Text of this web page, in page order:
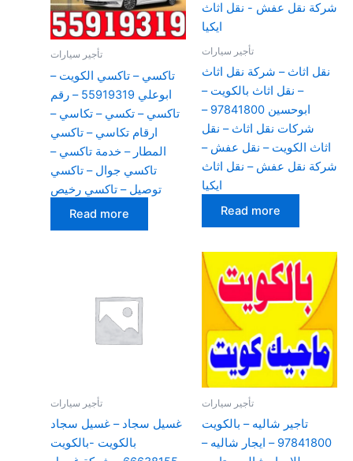
تأجير سيارات
تاكسي – تاكسي الكويت –
ابوعلي 55919319 – رقم
تاكسي – تكسي – تكاسي –
ارقام تكاسي – تاكسي
المطار – خدمة تاكسي –
تاكسي جوال – تاكسي
توصيل – تاكسي رخيص
Read more
تأجير سيارات
نقل اثاث – شركة نقل اثاث
– نقل اثاث بالكويت –
ابوحسين 97841800 –
شركات نقل اثاث – نقل
اثاث الكويت – نقل عفش –
شركة نقل عفش – نقل اثاث
ايكيا
Read more
تأجير سيارات
غسيل سجاد – غسيل سجاد
بالكويت -بالكويت
تأجير سيارات
تاجير شاليه – بالكويت
97841800 – ايجار شاليه –